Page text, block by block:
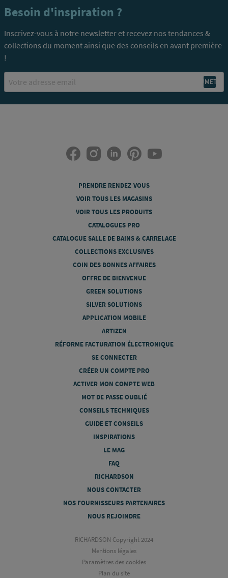
Besoin d'inspiration ?
Inscrivez-vous à notre newsletter et recevez nos tendances &
collections du moment ainsi que des conseils en avant première
!
PRENDRE RENDEZ-VOUS
VOIR TOUS LES MAGASINS
VOIR TOUS LES PRODUITS
CATALOGUES PRO
CATALOGUE SALLE DE BAINS & CARRELAGE
COLLECTIONS EXCLUSIVES
COIN DES BONNES AFFAIRES
OFFRE DE BIENVENUE
GREEN SOLUTIONS
SILVER SOLUTIONS
APPLICATION MOBILE
ARTIZEN
RÉFORME FACTURATION ÉLECTRONIQUE
SE CONNECTER
CRÉER UN COMPTE PRO
ACTIVER MON COMPTE WEB
MOT DE PASSE OUBLIÉ
CONSEILS TECHNIQUES
GUIDE ET CONSEILS
INSPIRATIONS
LE MAG
FAQ
RICHARDSON
NOUS CONTACTER
NOS FOURNISSEURS PARTENAIRES
NOUS REJOINDRE
RICHARDSON Copyright 2024
Mentions légales
Paramètres des cookies
Plan du site